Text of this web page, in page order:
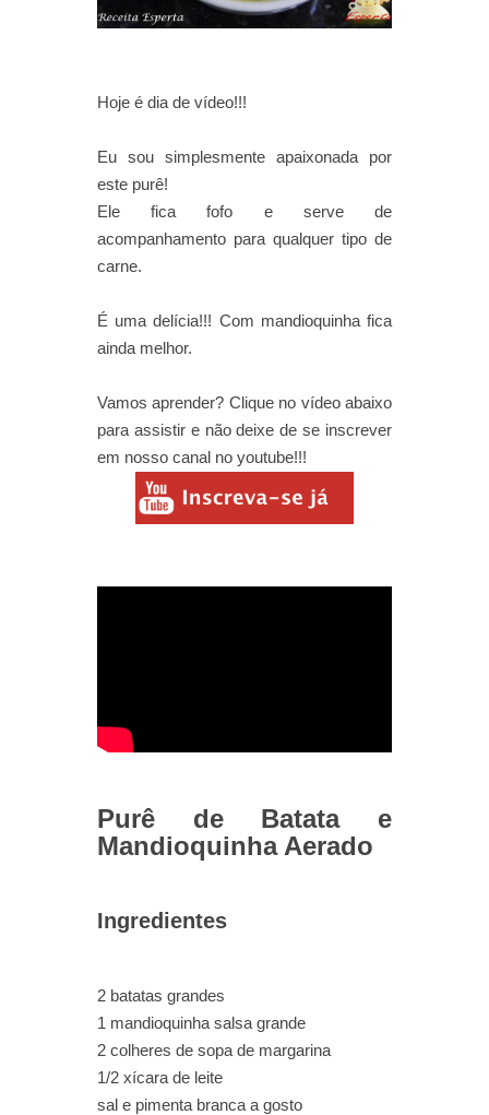
Hoje é dia de vídeo!!!
Eu sou simplesmente apaixonada por
este purê!
Ele fica fofo e serve de
acompanhamento para qualquer tipo de
carne.
É uma delícia!!! Com mandioquinha fica
ainda melhor.
Vamos aprender? Clique no vídeo abaixo
para assistir e não deixe de se inscrever
em nosso canal no youtube!!!
Purê de Batata e
Mandioquinha Aerado
Ingredientes
2 batatas grandes
1 mandioquinha salsa grande
2 colheres de sopa de margarina
1/2 xícara de leite
sal e pimenta branca a gosto